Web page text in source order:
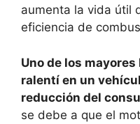
aumenta la vida útil
eficiencia de
Uno de los
ralentí en un
reducción del
se debe a que el